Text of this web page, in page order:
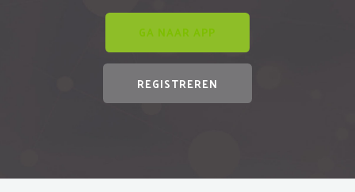
GA NAAR APP
REGISTREREN